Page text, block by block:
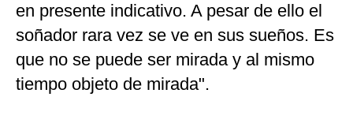
en presente indicativo. A pesar de ello el
soñador rara vez se ve en sus sueños. Es
que no se puede ser mirada y al mismo
tiempo objeto de mirada".